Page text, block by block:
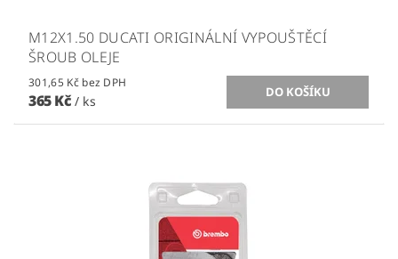
M12X1.50 DUCATI ORIGINÁLNÍ VYPOUŠTĚCÍ
ŠROUB OLEJE
301,65 Kč bez DPH
365 Kč / ks